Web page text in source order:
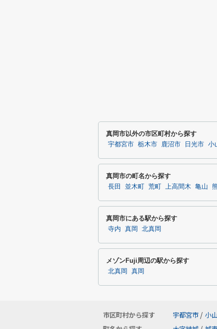
真岡市以外の市区町村から探す
宇都宮市 栃木市 鹿沼市 日光市 小
真岡市の町名から探す
長田 並木町 荒町 上高間木 亀山
真岡市にある駅から探す
寺内 真岡 北真岡
メゾンFuji周辺の駅から探す
北真岡 真岡
市区町村から探す 宇都宮市 / 小